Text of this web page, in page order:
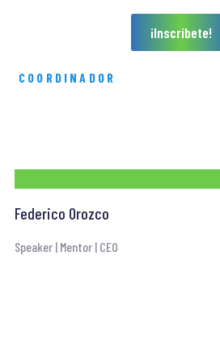
¡Inscríbete!
COORDINADOR
Federico Orozco
Speaker | Mentor | CEO